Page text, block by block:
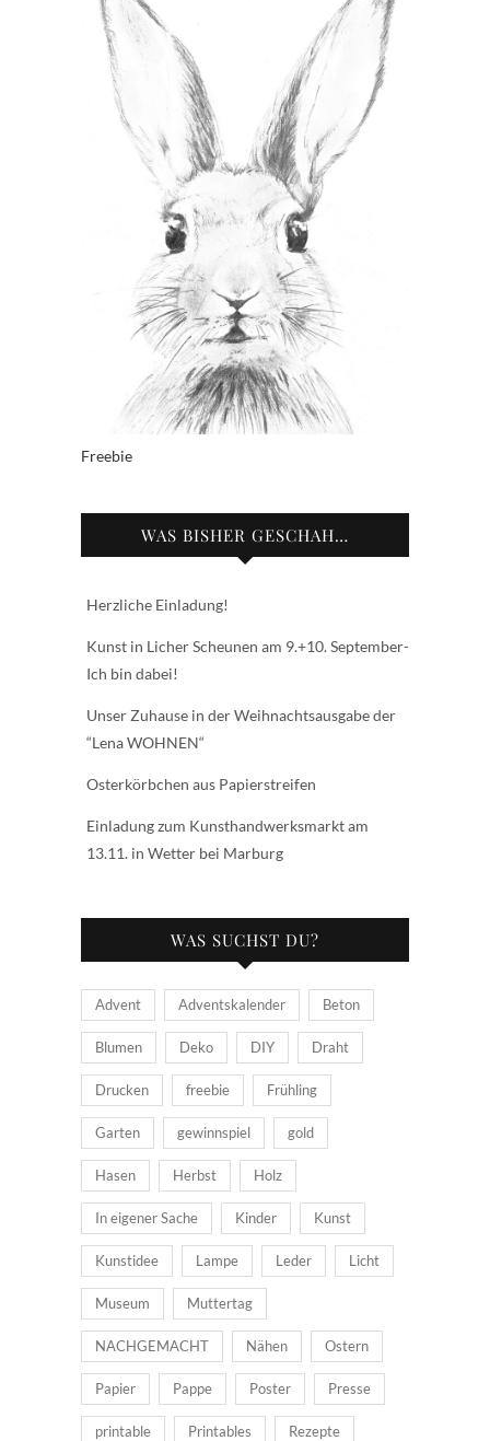
Freebie
WAS BISHER GESCHAH…
Herzliche Einladung!
Kunst in Licher Scheunen am 9.+10. September-
Ich bin dabei!
Unser Zuhause in der Weihnachtsausgabe der
“Lena WOHNEN“
Osterkörbchen aus Papierstreifen
Einladung zum Kunsthandwerksmarkt am
13.11. in Wetter bei Marburg
WAS SUCHST DU?
Advent Adventskalender Beton
Blumen Deko DIY Draht
Drucken freebie Frühling
Garten gewinnspiel gold
Hasen Herbst Holz
In eigener Sache Kinder Kunst
Kunstidee Lampe Leder Licht
Museum Muttertag
NACHGEMACHT Nähen Ostern
Papier Pappe Poster Presse
printable Printables Rezepte